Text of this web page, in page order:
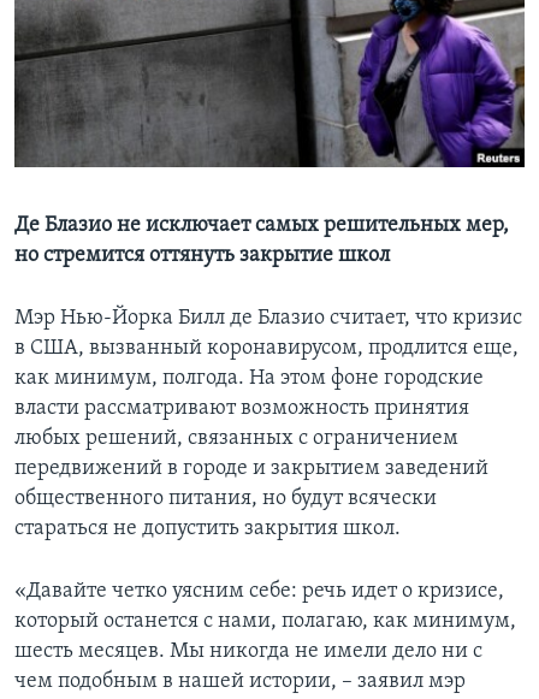
Learning English
СОЦИАЛЬНЫЕ СЕТИ
Языки
Де Блазио не исключает самых решительных мер,
но стремится оттянуть закрытие школ
Мэр Нью-Йорка Билл де Блазио считает, что кризис
в США, вызванный коронавирусом, продлится еще,
как минимум, полгода. На этом фоне городские
власти рассматривают возможность принятия
любых решений, связанных с ограничением
передвижений в городе и закрытием заведений
общественного питания, но будут всячески
стараться не допустить закрытия школ.
«Давайте четко уясним себе: речь идет о кризисе,
который останется с нами, полагаю, как минимум,
шесть месяцев. Мы никогда не имели дело ни с
чем подобным в нашей истории, – заявил мэр